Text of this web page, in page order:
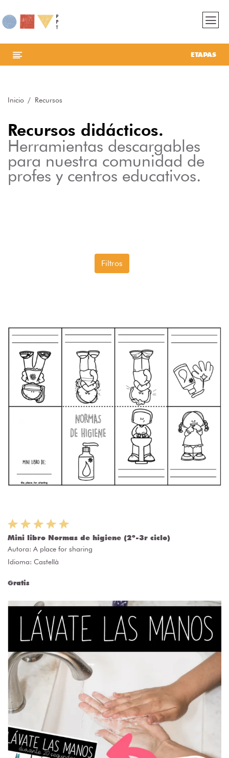
ETAPAS
Inicio Recursos
Recursos didácticos.
Herramientas descargables
para nuestra comunidad de
profes y centros educativos.
Filtros
Mini libro Normas de higiene (2º-3r ciclo)
Autora: A place for sharing
Idioma: Castellà
Gratis